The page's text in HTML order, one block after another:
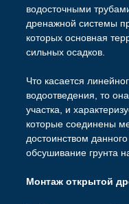
водосточными
дренажной системы
которых основная
сильных осадков.
Что касается
водоотведения, то
участка, и
которые соединены
достоинством
обсушивание грунта
Монтаж открытой